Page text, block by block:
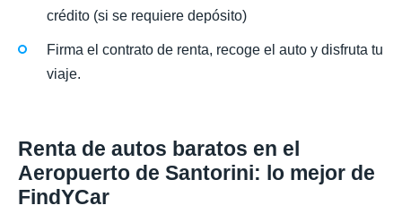
crédito (si se requiere depósito)
Firma el contrato de renta, recoge el auto y disfruta tu
viaje.
Renta de autos baratos en el
Aeropuerto de Santorini: lo mejor de
FindYCar